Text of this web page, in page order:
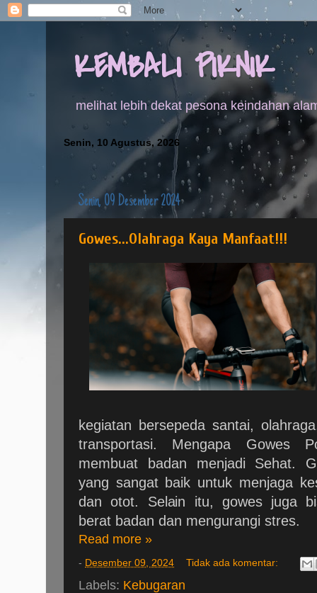
KEMBALI PIKNIK
melihat lebih dekat pesona keindahan
Senin, 10 Agustus, 2026
Senin, 09 Desember 2024
Gowes...Olahraga Kaya Manfaat!!!
kegiatan bersepeda santai,
transportasi. Mengapa Gowes
membuat badan menjadi Sehat.
yang sangat baik untuk menjaga
dan otot. Selain itu, gowes juga
berat badan dan mengurangi stres.
Read more »
- Desember 09, 2024 Tidak ada komentar:
Labels: Kebugaran